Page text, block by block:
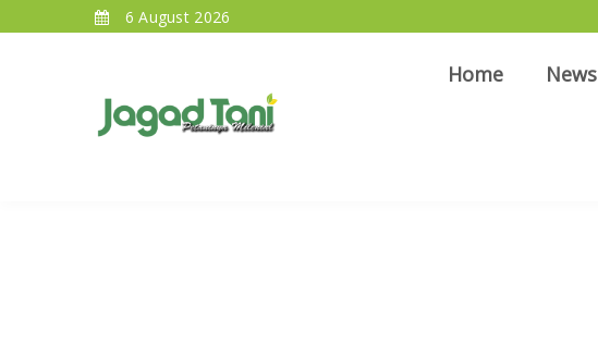
6 August 2026
Home News